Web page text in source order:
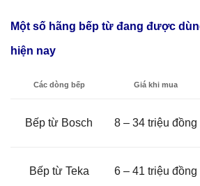
Một số hãng bếp từ đang được
hiện nay
Các dòng bếp Giá khi mua
Bếp từ Bosch 8 – 34 triệu đồng
Bếp từ Teka 6 – 41 triệu đồng